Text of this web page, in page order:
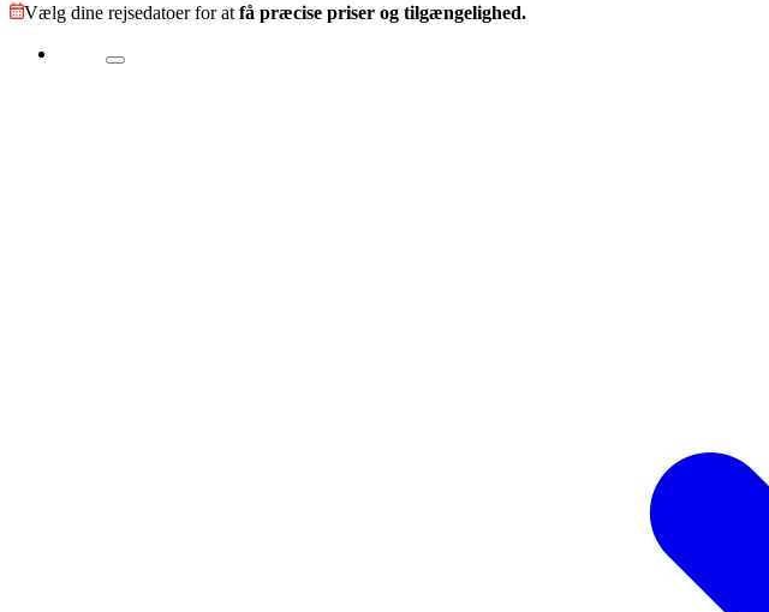
Vælg dine rejsedatoer for at få præcise priser og tilgængelighed.